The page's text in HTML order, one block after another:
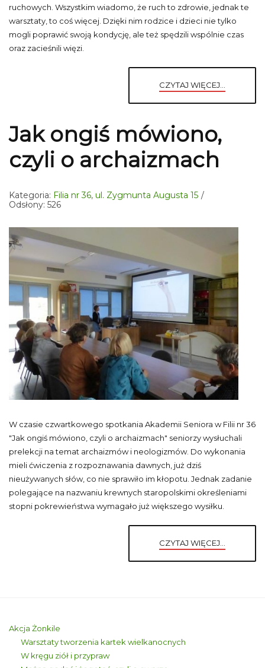
ruchowych. Wszystkim wiadomo, że ruch to zdrowie, jednak te
warsztaty, to coś więcej. Dzięki nim rodzice i dzieci nie tylko
mogli poprawić swoją kondycję, ale też spędzili wspólnie czas
oraz zacieśnili więzi.
CZYTAJ WIĘCEJ...
Jak ongiś mówiono,
czyli o archaizmach
Kategoria: Filia nr 36, ul. Zygmunta Augusta 15
Odsłony: 526
W czasie czwartkowego spotkania Akademii Seniora w Filii nr 36
"Jak ongiś mówiono, czyli o archaizmach" seniorzy wysłuchali
prelekcji na temat archaizmów i neologizmów. Do wykonania
mieli ćwiczenia z rozpoznawania dawnych, już dziś
nieużywanych słów, co nie sprawiło im kłopotu. Jednak zadanie
polegające na nazwaniu krewnych staropolskimi określeniami
stopni pokrewieństwa wymagało już większego wysiłku.
CZYTAJ WIĘCEJ...
Akcja Żonkile
Warsztaty tworzenia kartek wielkanocnych
W kręgu ziół i przypraw